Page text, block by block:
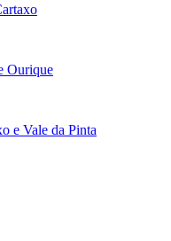
Ourique
e Vale da Pinta